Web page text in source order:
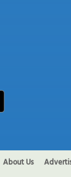
About Us